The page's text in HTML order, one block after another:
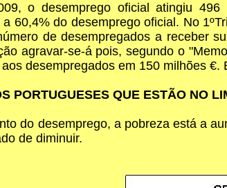
o desemprego oficial atingiu
60,4% do desemprego oficial. No
de desempregados a receber
agravar-se-á pois, segundo o
desempregados em 150 milhões
PORTUGUESES QUE ESTÃO NO
do desemprego, a pobreza está a
de diminuir.